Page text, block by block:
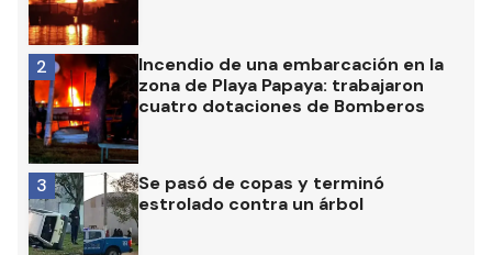
Incendio de una embarcación en la
zona de Playa Papaya: trabajaron
cuatro dotaciones de Bomberos
2
Se pasó de copas y terminó
estrolado contra un árbol
3